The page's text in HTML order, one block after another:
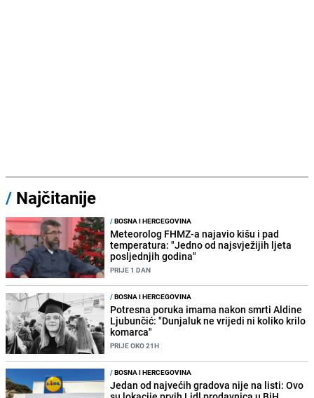
/ Najčitanije
/BOSNA I HERCEGOVINA
Meteorolog FHMZ-a najavio kišu i pad
temperatura: "Jedno od najsvježijih ljeta
posljednjih godina"
PRIJE 1 DAN
/BOSNA I HERCEGOVINA
Potresna poruka imama nakon smrti Aldine
Ljubunčić: "Dunjaluk ne vrijedi ni koliko krilo
komarca"
PRIJE OKO 21H
/BOSNA I HERCEGOVINA
Jedan od najvećih gradova nije na listi: Ovo